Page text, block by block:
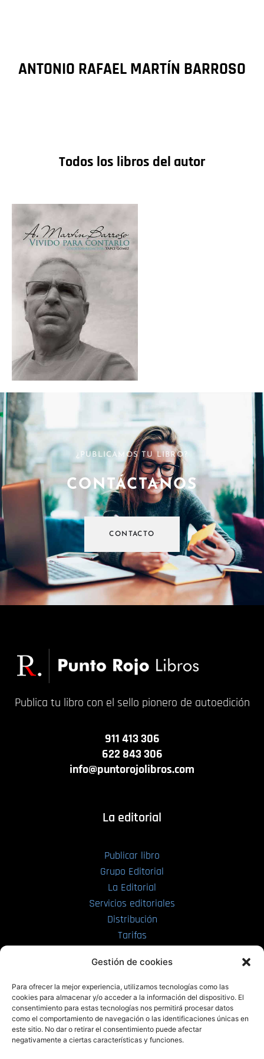
Gestión de cookies
Para ofrecer la mejor experiencia, utilizamos tecnologías como las
cookies para almacenar y/o acceder a la información del dispositivo. El
consentimiento para estas tecnologías nos permitirá procesar datos
como el comportamiento de navegación o las identificaciones únicas en
este sitio. No dar o retirar el consentimiento puede afectar
negativamente a ciertas características y funciones.
ANTONIO RAFAEL MARTÍN BARROSO
Todos los libros del autor
¿PUBLICAMOS TU LIBRO?
CONTÁCTANOS
CONTACTO
Publica tu libro con el sello pionero de autoedición
911 413 306
622 843 306
info@puntorojolibros.com
La editorial
Publicar libro
Grupo Editorial
La Editorial
Servicios editoriales
Distribución
Tarifas
PRL | Films
PRL | Play
PRL | LAB